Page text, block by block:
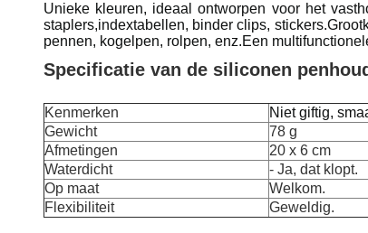
Unieke kleuren, ideaal ontworpen voor het
staplers,indextabellen, binder clips,
pennen, kogelpen, rolpen, enz.Een
Specificatie van de siliconen
Kenmerken
Niet giftig,
Gewicht
78 g
Afmetingen
20 x 6 cm
Waterdicht
- Ja, dat klopt.
Op maat
Welkom.
Flexibiliteit
Geweldig.